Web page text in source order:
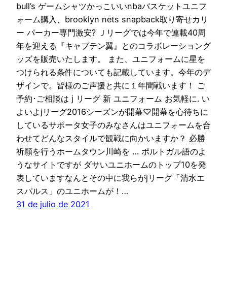
bull’s ゲームシャツかっこいいnbaバスケットユニフ
ォーム購入、brooklyn nets snapback取り寄せカリ
ー パーカー専門激安? Ｊリーグでは今年で連載40周
年を迎える『キャプテン翼』とのコラボレーショング
ッズを販売いたします。 また、ユニフォームに星を
つけられる条件についても記載しています。今年のデ
ザインで。皆様のご声援と共に１年間戦います！ ご
予約･ご相談は j リーグ 新 ユニフォーム お気軽に. い
よいよjリーグ2016シーズンが開幕♡開幕を心待ちに
しているサポータ女子のみなさんはユニフォームを合
わせてどんなスタイルで観戦に向かいますか？ 必勝
祈願を行うホームタウン川崎を … ポルトガル語のよ
うなサイトですが ダサいユニホームのトップ10を発
表していますなんとその中に我らがjリーグ「清水エ
スパルス」のユニホームが！…
31 de julio de 2021